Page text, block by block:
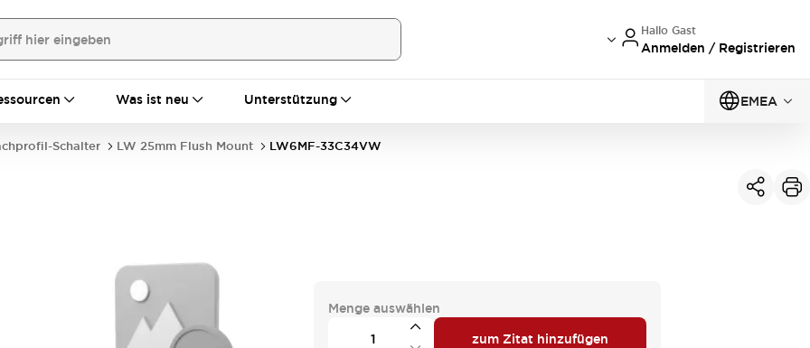
Hallo Gast
Anmelden / Registrieren
Was ist neu Unterstützung EMEA
Schalter LW 25mm Flush Mount LW6MF-33C34VW
Menge auswählen
zum Zitat hinzufügen